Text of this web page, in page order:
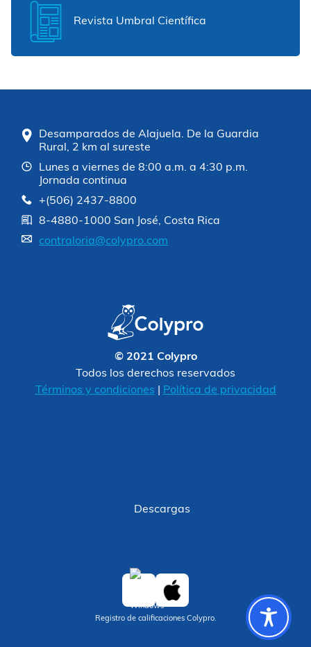
Revista Umbral Científica
Desamparados de Alajuela. De la Guardia
Rural, 2 km al sureste
Lunes a viernes de 8:00 a.m. a 4:30 p.m.
Jornada continua
+(506) 2437-8800
8-4880-1000 San José, Costa Rica
contraloria@colypro.com
© 2021 Colypro
Todos los derechos reservados
Términos y condiciones
Política de privacidad
Descargas
Registro de calificaciones Colypro.